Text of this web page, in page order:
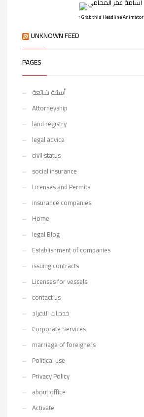
↑ Grab this Headline Animator
UNKNOWN FEED
PAGES
أسئلة شائعة
Attorneyship
land registry
legal advice
civil status
social insurance
Licenses and Permits
insurance companies
Home
legal Blog
Establishment of companies
issuing contracts
Licenses for vessels
contact us
خدمات الافراد
Corporate Services
marriage of foreigners
Political use
Privacy Policy
about office
Activate